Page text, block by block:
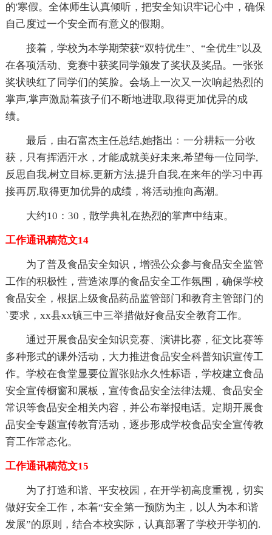
的'寒假。全体师生认真倾听，把安全知识牢记心中，确保
自己度过一个安全而有意义的假期。
接着，学校为本学期荣获“双特优生”、“全优生”以及
在各项活动、竞赛中获奖同学颁发了奖状及奖品。一张张
奖状映红了同学们的笑脸。会场上一次又一次响起热烈的
掌声,掌声激励着孩子们不断地进取,取得更加优异的成
绩。
最后，由石富杰主任总结,她指出﹕一分耕耘一分收
获，只有挥洒汗水，才能成就美好未来,希望每一位同学,
反思自我,树立目标,更新方法,提升自我,在来年的学习中再
接再厉,取得更加优异的成绩，将活动推向高潮。
大约10：30，散学典礼在热烈的掌声中结束。
工作通讯稿范文14
为了普及食品安全知识，增强公众参与食品安全监管
工作的积极性，营造浓厚的食品安全工作氛围，确保学校
食品安全，根据上级食品药品监管部门和教育主管部门的
`要求，xx县xx镇三中三举措做好食品安全教育工作。
通过开展食品安全知识竞赛、演讲比赛，征文比赛等
多种形式的课外活动，大力推进食品安全科普知识宣传工
作。学校在食堂显要位置张贴永久性标语，学校建立食品
安全宣传橱窗和展板，宣传食品安全法律法规、食品安全
常识等食品安全相关内容，并公布举报电话。定期开展食
品安全专题宣传教育活动，逐步形成学校食品安全宣传教
育工作常态化。
工作通讯稿范文15
为了打造和谐、平安校园，在开学初高度重视，切实
做好安全工作，本着“安全第一预防为主，以人为本和谐
发展”的原则，结合本校实际，认真部署了学校开学初的.